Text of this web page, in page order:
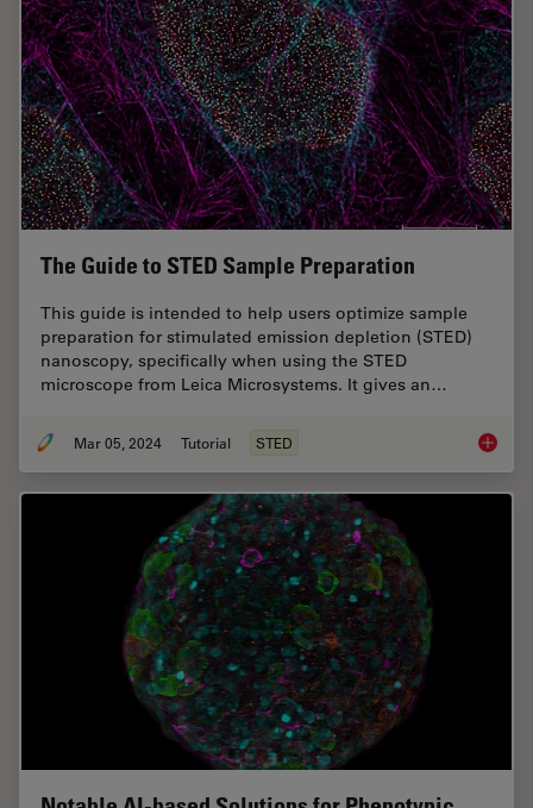
The Guide to STED Sample Preparation
This guide is intended to help users optimize sample
preparation for stimulated emission depletion (STED)
nanoscopy, specifically when using the STED
microscope from Leica Microsystems. It gives an…
Mar 05, 2024 Tutorial STED The